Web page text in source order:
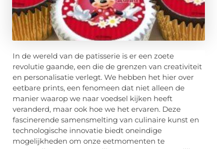
In de wereld van de patisserie is er een zoete
revolutie gaande, een die de grenzen van creativiteit
en personalisatie verlegt. We hebben het hier over
eetbare prints, een fenomeen dat niet alleen de
manier waarop we naar voedsel kijken heeft
veranderd, maar ook hoe we het ervaren. Deze
fascinerende samensmelting van culinaire kunst en
technologische innovatie biedt oneindige
mogelijkheden om onze eetmomenten te